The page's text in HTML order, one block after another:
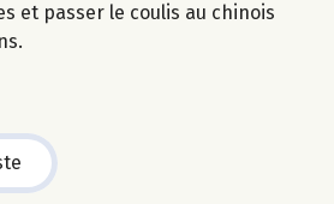
et passer le coulis au chinois